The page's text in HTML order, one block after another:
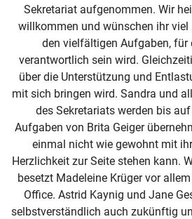
Sekretariat aufgenommen. Wir
willkommen und wünschen ihr viel
den vielfältigen Aufgaben, für
verantwortlich sein wird.
über die Unterstützung und
mit sich bringen wird. Sandra und
des Sekretariats werden bis
Aufgaben von Brita Geiger
einmal nicht wie gewohnt mit
Herzlichkeit zur Seite stehen kann.
besetzt Madeleine Krüger vor
Office. Astrid Kaynig und Jane
selbstverständlich auch zukünftig